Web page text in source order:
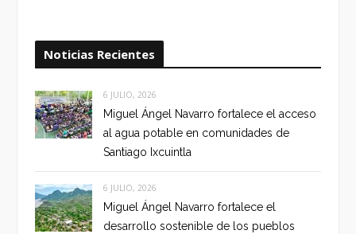
Noticias Recientes
6 JULIO, 2026
Miguel Ángel Navarro fortalece el acceso
al agua potable en comunidades de
Santiago Ixcuintla
6 JULIO, 2026
Miguel Ángel Navarro fortalece el
desarrollo sostenible de los pueblos